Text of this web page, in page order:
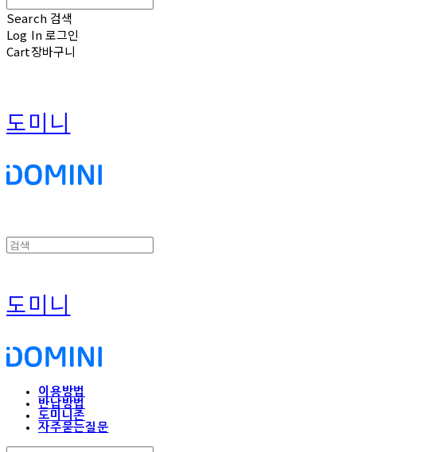
Search 검색
Log In로그인
Cart장바구니
도미니
도미니
이용방법
반납방법
도미니존
자주묻는질문